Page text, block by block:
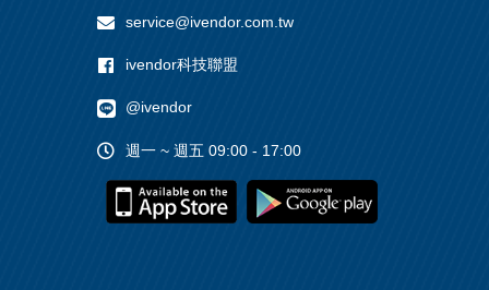
service@ivendor.com.tw
ivendor科技聯盟
@ivendor
週一 ~ 週五 09:00 - 17:00